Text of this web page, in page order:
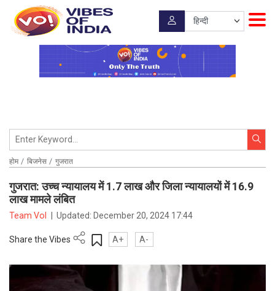
होम बिजनेस गुजरात
गुजरात: उच्च न्यायालय में 1.7 लाख और जिला न्यायालयों में 16.9
लाख मामले लंबित
Team VoI Updated: December 20, 2024 17:44
Share the Vibes A+ A-